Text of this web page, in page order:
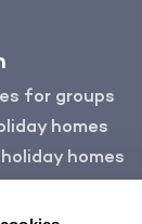
for groups
homes
homes